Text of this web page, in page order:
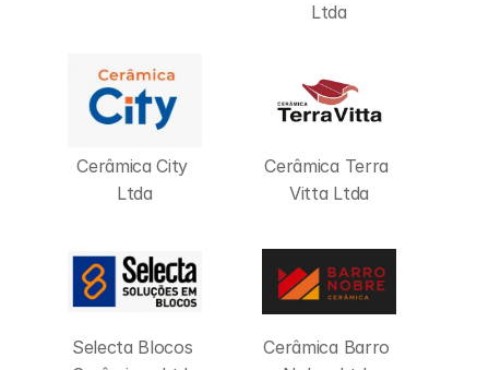
Ltda
Cerâmica City
Ltda
Cerâmica Terra
Vitta Ltda
Selecta Blocos
Cerâmica Barro